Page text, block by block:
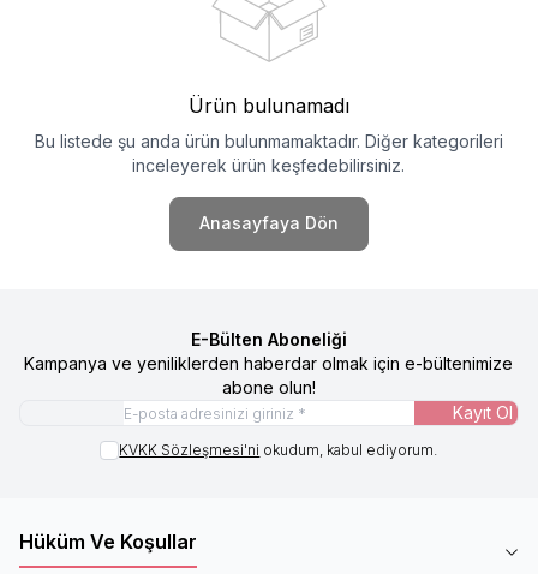
Ürün bulunamadı
Bu listede şu anda ürün bulunmamaktadır. Diğer kategorileri
inceleyerek ürün keşfedebilirsiniz.
Anasayfaya Dön
E-Bülten Aboneliği
Kampanya ve yeniliklerden haberdar olmak için e-bültenimize
abone olun!
Kayıt Ol
KVKK Sözleşmesi'ni okudum, kabul ediyorum.
Hüküm Ve Koşullar